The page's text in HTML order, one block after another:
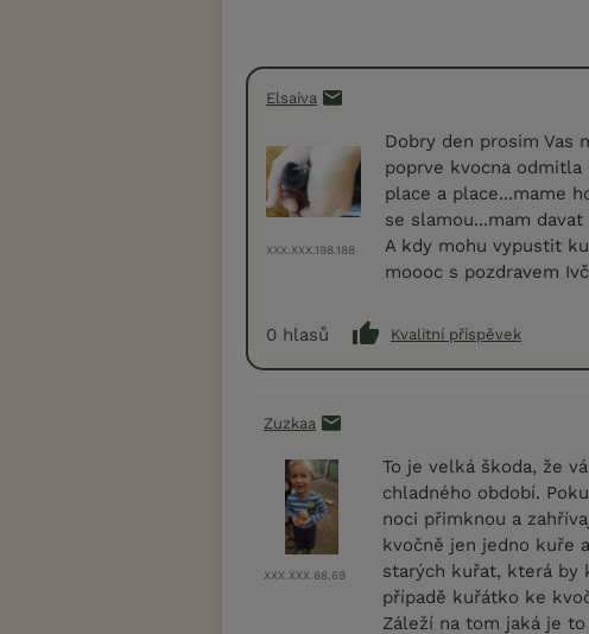
Elsaiva
XXX.XXX.198.188
Dobry den prosim Vas
poprve kvocna odmitla
place a place...mame
se slamou...mam
A kdy mohu vypustit
moooc s pozdravem
0 hlasů Kvalitní příspěvek
Zuzkaa
XXX.XXX.88.69
To je velká škoda, že
chladného období.
noci přimknou a
kvočně jen jedno kuře
starých kuřat, která by
případě kuřátko ke
Záleží na tom jaká je